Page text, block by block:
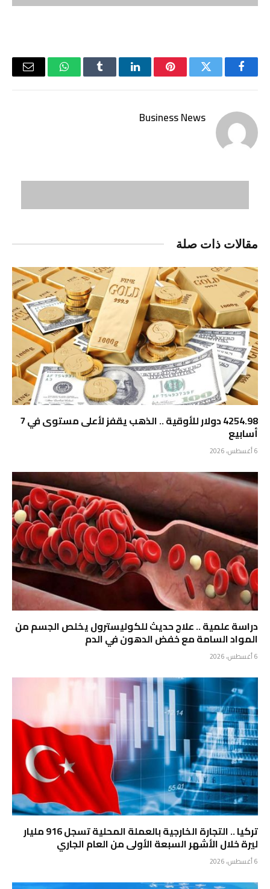
فيسبوكتويتر بينتيريستلينكدإن Tumblr واتسابالبريد
Business News
مقالات ذات صلة
4254.98 دولار للأوقية .. الذهب يقفز لأعلى مستوى في 7
أسابيع
6 أغسطس، 2026
دراسة علمية .. علاج حديث للكوليسترول يخلص الجسم من
المواد السامة مع خفض الدهون في الدم
6 أغسطس، 2026
تركيا .. التجارة الخارجية بالعملة المحلية تسجل 916 مليار
ليرة خلال الأشهر السبعة الأولى من العام الجاري
6 أغسطس، 2026